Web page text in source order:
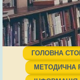
ГОЛОВНА
МЕТОДИЧНА